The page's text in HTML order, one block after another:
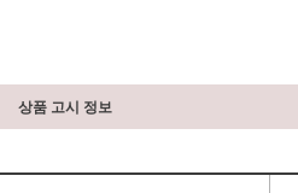
상품 고시 정보